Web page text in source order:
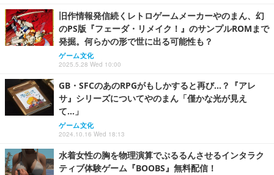
旧作情報発信続くレトロゲームメーカーやのまん、幻
のPS版『フェーダ・リメイク！』のサンプルROMまで
発掘。何らかの形で世に出る可能性も？
ゲーム文化
2025.5.28 Wed 10:00
GB・SFCのあのRPGがもしかすると再び…？『アレ
サ』シリーズについてやのまん「僅かな光が見え
て…」
ゲーム文化
2024.10.16 Wed 18:13
水着女性の胸を物理演算でぷるるんさせるインタラク
ティブ体験ゲーム『BOOBS』無料配信！